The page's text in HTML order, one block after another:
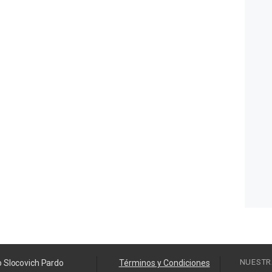
Slocovich Pardo Términos y Condiciones